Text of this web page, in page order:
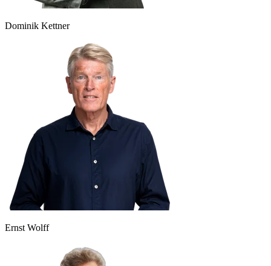
Dominik Kettner
Ernst Wolff